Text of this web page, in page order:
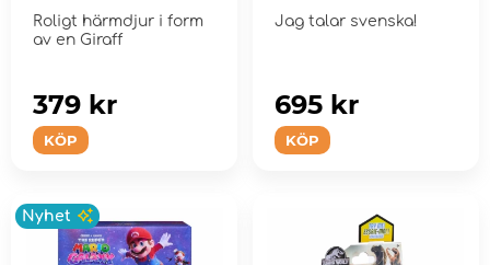
Roligt härmdjur i form
av en Giraff
KÖP
379 kr
Jag talar svenska!
KÖP
695 kr
Nyhet